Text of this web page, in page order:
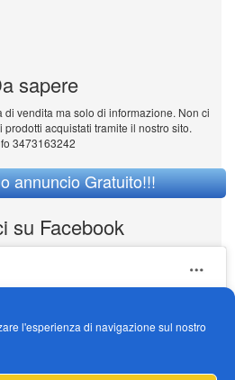
l'esperienza di navigazione sul nostro
sapere
di vendita ma solo di informazione. Non ci
acquistati tramite il nostro sito.
3473163242
annuncio Gratuito!!!
su Facebook
i cookie marketing e